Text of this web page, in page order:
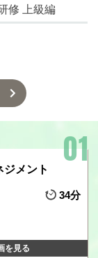
修 上級編
メント
34分
を見る